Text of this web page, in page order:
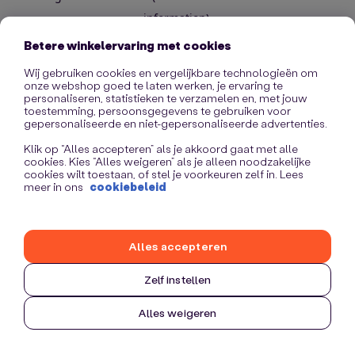
information).
Betere winkelervaring met cookies
Wij gebruiken cookies en vergelijkbare technologieën om
onze webshop goed te laten werken, je ervaring te
personaliseren, statistieken te verzamelen en, met jouw
toestemming, persoonsgegevens te gebruiken voor
gepersonaliseerde en niet-gepersonaliseerde advertenties.
Klik op “Alles accepteren” als je akkoord gaat met alle
cookies. Kies “Alles weigeren” als je alleen noodzakelijke
cookies wilt toestaan, of stel je voorkeuren zelf in. Lees
meer in ons cookiebeleid
Zelf instellen
Alles weigeren
Alles accepteren